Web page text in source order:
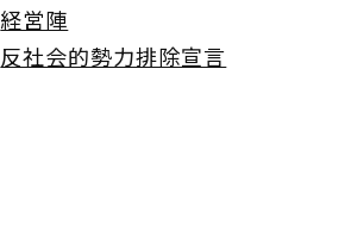
経営陣
反社会的勢力排除宣言